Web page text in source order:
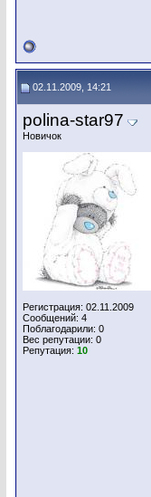
02.11.2009, 14:21
polina-star97
Новичок
Регистрация: 02.11.2009
Сообщений: 4
Поблагодарили: 0
Вес репутации: 0
Репутация: 10